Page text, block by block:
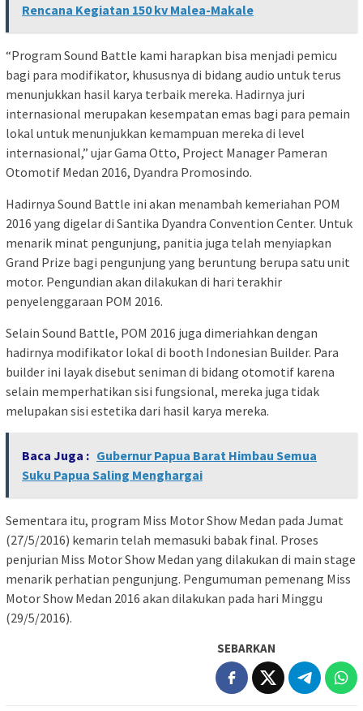
Rencana Kegiatan 150 kv Malea-Makale
“Program Sound Battle kami harapkan bisa menjadi pemicu
bagi para modifikator, khususnya di bidang audio untuk terus
menunjukkan hasil karya terbaik mereka. Hadirnya juri
internasional merupakan kesempatan emas bagi para pemain
lokal untuk menunjukkan kemampuan mereka di level
internasional,” ujar Gama Otto, Project Manager Pameran
Otomotif Medan 2016, Dyandra Promosindo.
Hadirnya Sound Battle ini akan menambah kemeriahan POM
2016 yang digelar di Santika Dyandra Convention Center. Untuk
menarik minat pengunjung, panitia juga telah menyiapkan
Grand Prize bagi pengunjung yang beruntung berupa satu unit
motor. Pengundian akan dilakukan di hari terakhir
penyelenggaraan POM 2016.
Selain Sound Battle, POM 2016 juga dimeriahkan dengan
hadirnya modifikator lokal di booth Indonesian Builder. Para
builder ini layak disebut seniman di bidang otomotif karena
selain memperhatikan sisi fungsional, mereka juga tidak
melupakan sisi estetika dari hasil karya mereka.
Baca Juga : Gubernur Papua Barat Himbau Semua
Suku Papua Saling Menghargai
Sementara itu, program Miss Motor Show Medan pada Jumat
(27/5/2016) kemarin telah memasuki babak final. Proses
penjurian Miss Motor Show Medan yang dilakukan di main stage
menarik perhatian pengunjung. Pengumuman pemenang Miss
Motor Show Medan 2016 akan dilakukan pada hari Minggu
(29/5/2016).
SEBARKAN